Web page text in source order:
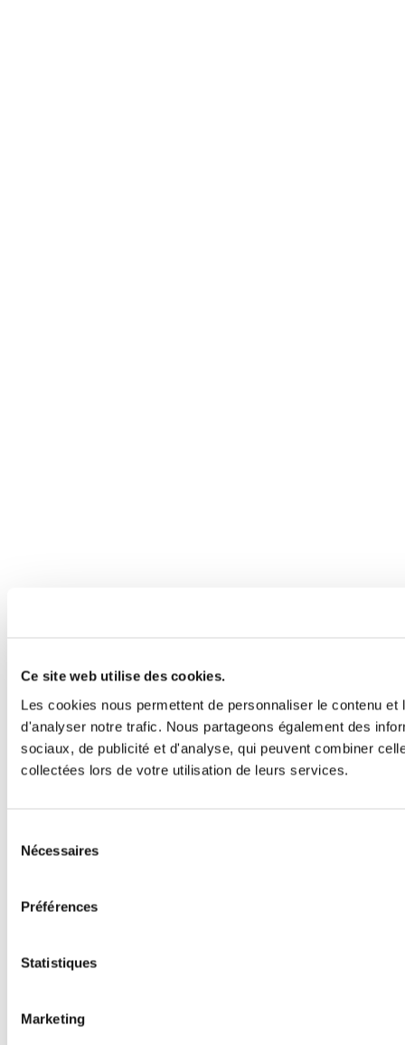
Ce site web utilise des cookies.
Les cookies nous permettent de personnaliser le contenu
d'analyser notre trafic. Nous partageons également des
sociaux, de publicité et d'analyse, qui peuvent combiner
collectées lors de votre utilisation de leurs services.
Nécessaires
Préférences
Statistiques
Marketing